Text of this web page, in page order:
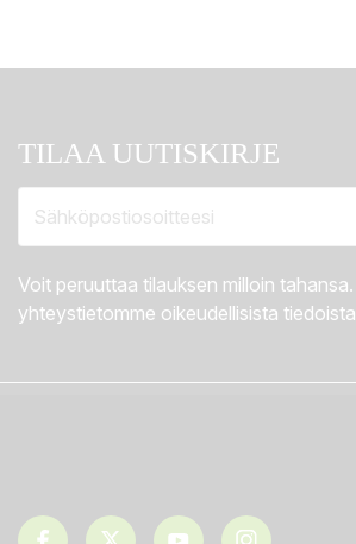
TILAA UUTISKIRJE
Voit peruuttaa tilauksen milloin
yhteystietomme oikeudellisista